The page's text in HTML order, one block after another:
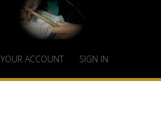
SIGN IN
YOUR ACCOUNT